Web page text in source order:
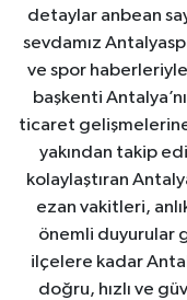
detaylar anbean
sevdamız
ve spor
başkenti
ticaret
yakından takip
kolaylaştıran
ezan vakitleri,
önemli duyurular
ilçelere kadar
doğru, hızlı ve